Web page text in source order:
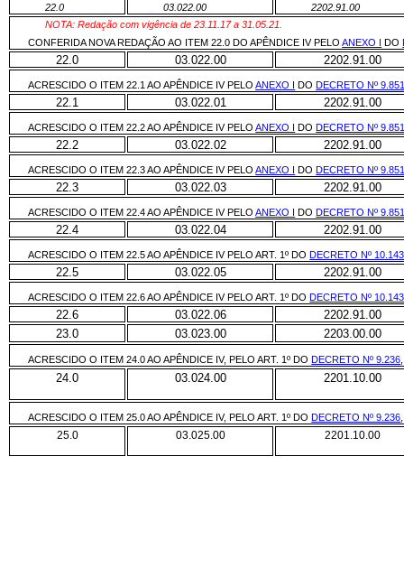
22.0 03.022.00
2202.91.00
NOTA: Redação com vigência de 23.11.17 a 31.05.21.
CONFERIDA NOVA REDAÇÃO AO ITEM 22.0 DO APÊNDICE IV PELOANEXO I DO
22.0 03.022.00 2202.91.00
ACRESCIDO O ITEM 22.1 AO APÊNDICE IV PELOANEXO I DODECRETO Nº
22.1 03.022.01 2202.91.00
ACRESCIDO O ITEM 22.2 AO APÊNDICE IV PELOANEXO I DODECRETO Nº
22.2 03.022.02 2202.91.00
ACRESCIDO O ITEM 22.3 AO APÊNDICE IV PELOANEXO I DODECRETO Nº
22.3 03.022.03 2202.91.00
ACRESCIDO O ITEM 22.4 AO APÊNDICE IV PELOANEXO I DODECRETO Nº
22.4 03.022.04 2202.91.00
ACRESCIDO O ITEM 22.5 AO APÊNDICE IV PELO ART. 1º DODECRETO Nº 10.143
22.5 03.022.05 2202.91.00
ACRESCIDO O ITEM 22.6 AO APÊNDICE IV PELO ART. 1º DODECRETO Nº 10.143
22.6 03.022.06
2202.91.00
23.0
03.023.00 2203.00.00
ACRESCIDO O ITEM 24.0 AO APÊNDICE IV, PELO ART. 1º DODECRETO Nº 9.236
24.0 03.024.00 2201.10.00
ACRESCIDO O ITEM 25.0 AO APÊNDICE IV, PELO ART. 1º DODECRETO Nº 9.236
25.0 03.025.00 2201.10.00